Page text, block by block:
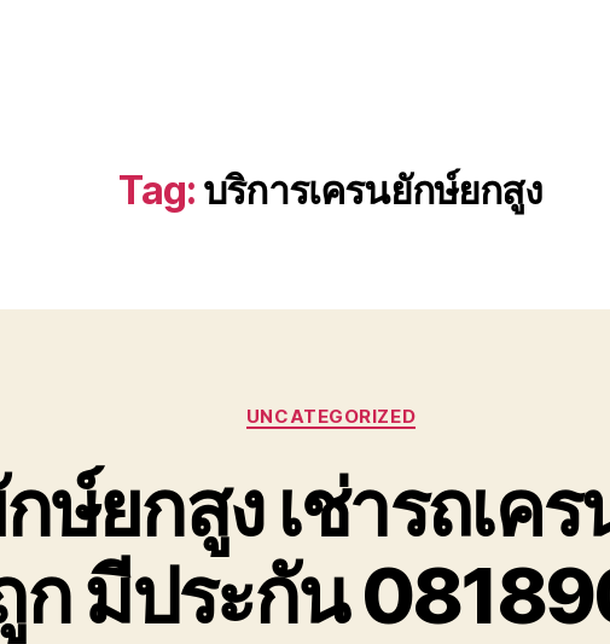
Tag: บริการเครนยักษ์ยกสูง
Categories
UNCATEGORIZED
ษ์ยกสูง เช่ารถเค
ก มีประกัน